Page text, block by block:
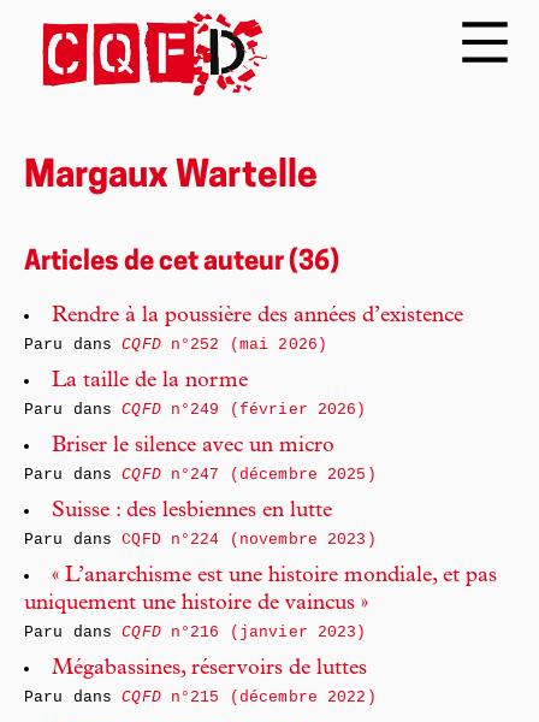
Margaux Wartelle
Articles de cet auteur (36)
Rendre à la poussière des années d’existence
Paru dansCQFDn°252 (mai 2026)
La taille de la norme
Paru dansCQFDn°249 (février 2026)
Briser le silence avec un micro
Paru dansCQFDn°247 (décembre 2025)
Suisse : des lesbiennes en lutte
Paru dansCQFD n°224 (novembre 2023)
« L’anarchisme est une histoire mondiale, et pas
uniquement une histoire de vaincus »
Paru dansCQFDn°216 (janvier 2023)
Mégabassines, réservoirs de luttes
Paru dansCQFDn°215 (décembre 2022)